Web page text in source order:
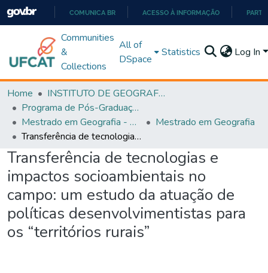
PARA
O
COMUNICA BR ACESSO À INFORMAÇÃO
Communities
&
Collections
All of
DSpace
Statistics Log In
Home
INSTITUTO DE GEOGRAFIA
Programa de Pós-Graduação em Geografia - PPGGEO
Mestrado em Geografia - PPGGEO
Mestrado em Geografia
Transferência de tecnologias e impactos socioambientais no campo: um estudo da atuação de políticas desenvolvimentistas para os “territórios rurais”
Transferência de tecnologias e
impactos socioambientais no
campo: um estudo da atuação de
políticas desenvolvimentistas para
os “territórios rurais”